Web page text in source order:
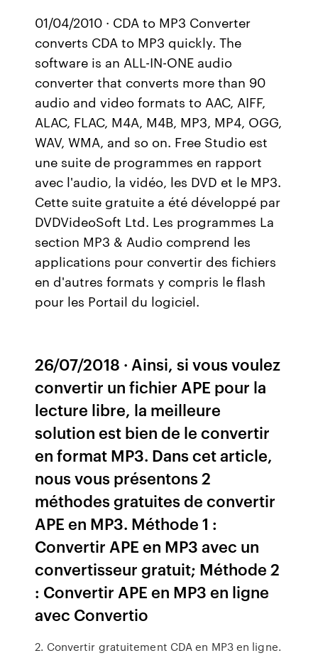
01/04/2010 · CDA to MP3 Converter
converts CDA to MP3 quickly. The
software is an ALL-IN-ONE audio
converter that converts more than 90
audio and video formats to AAC, AIFF,
ALAC, FLAC, M4A, M4B, MP3, MP4, OGG,
WAV, WMA, and so on. Free Studio est
une suite de programmes en rapport
avec l'audio, la vidéo, les DVD et le MP3.
Cette suite gratuite a été développé par
DVDVideoSoft Ltd. Les programmes La
section MP3 & Audio comprend les
applications pour convertir des fichiers
en d'autres formats y compris le flash
pour les Portail du logiciel.
26/07/2018 · Ainsi, si vous voulez
convertir un fichier APE pour la
lecture libre, la meilleure
solution est bien de le convertir
en format MP3. Dans cet article,
nous vous présentons 2
méthodes gratuites de convertir
APE en MP3. Méthode 1 :
Convertir APE en MP3 avec un
convertisseur gratuit; Méthode 2
: Convertir APE en MP3 en ligne
avec Convertio
2. Convertir gratuitement CDA en MP3 en ligne.